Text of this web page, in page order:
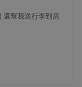
還幫我送行李到房